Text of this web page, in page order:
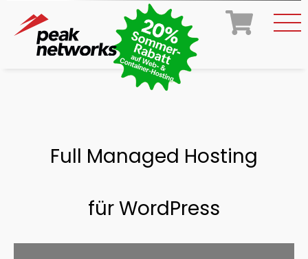
Full Managed Hosting
für WordPress